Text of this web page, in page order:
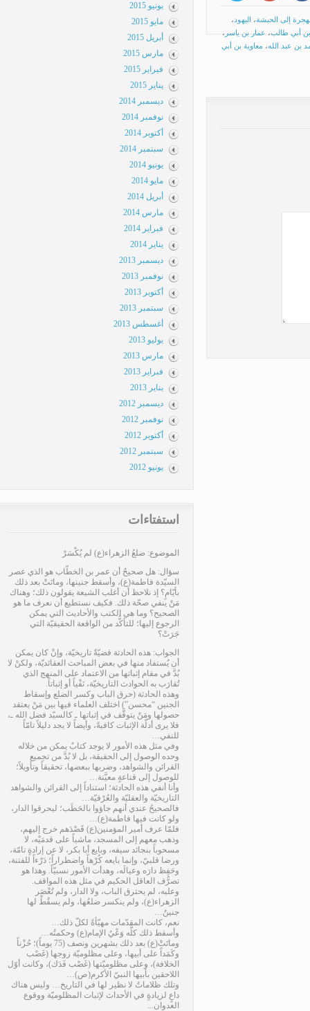
إلى الحبشة،اليهود،
طالب، عمار بن ياسر،
عبد الله،معاوية بن أبي
الشهادة والشهداء
يونيو 2015
مايو 2015
أبريل 2015
مارس 2015
فبراير 2015
يناير 2015
ديسمبر 2014
نوفمبر 2014
أكتوبر 2014
سبتمبر 2014
يونيو 2014
مايو 2014
أبريل 2014
مارس 2014
فبراير 2014
يناير 2014
ديسمبر 2013
نوفمبر 2013
أكتوبر 2013
سبتمبر 2013
أغسطس 2013
يوليو 2013
مارس 2013
فبراير 2013
يناير 2013
ديسمبر 2012
نوفمبر 2012
أكتوبر 2012
سبتمبر 2012
يونيو 2012
استفتاءات
الموضوع: ضلعُ الزهراء(ع) لم يُكْسَرْ
سؤال: هل صحيحٌ أن عمر بن الخطّاب هو الذي عصر
السيّدة فاطمة(ع)، وأسقط جنينها، وماتَتْ بعد ذلك
بأيّامٍ؟ إذ نلاحظ أن أغلب الشيعة يقولون ذلك؛ وهناك
مَنْ ينفي صحّة ذلك. فكيف نستطيع أن نعرف ما هو
الصحيح؟ وما هي الكتب والأحاديث التي يمكن
الرجوع إليها؛ للتأكُّد من الواقعة الحقيقيّة التي
جَرَتْ؟
الجواب: هذه الحادثة قضيّةٌ تاريخيّة، وإنْ كان يمكن
أن يُستفاد منها في بعض المباحث العقائديّة، ولكنْ لا
بُدَّ في مقام إثباتها من الاعتماد على المنهج الذي
تُقارَب به الحوادث التاريخيّة، نَفْياً أو إثباتاً.
وهذه الحادثة (حرق الباب وكسر الضلع وإسقاط
الجنين “محسن”) اختلف العلماء فيها بين مَنْ يعتقد
حصولها ومَنْ يتوقَّف في إثباتها ـ كالسيّد فضل الله ـ،
فلا يرى أدلّة الإثبات كافيةً، وأيضاً لا يجد دليلاً تامّاً
للنفي…
وفي مثل هذه الأمور لا يوجد كتابٌ يمكن من خلاله
وحده الوصول إلى الحقيقة، بل لا بُدَّ من تجميع
القرائن والشواهد، وضربها ببعضها، تحقيقاً وتأويلاً؛
للوصول إلى قناعةٍ معيَّنة…
وأنا أنفي هذه الحادثة؛ استناداً إلى القرائن والشواهد
التاريخيّة والعقليّة والعُرْفيّة…
فالصحيحُ عندي أنهم جاؤوا بالحَطَب؛ ليحرقوا الدار،
ولو كانت فيها فاطمة(ع)…
فلمّا عرف أمير المؤمنين(ع) قَصْدَهم خرج إليهم،
وذهب معهم إلى المسجد، ماشياً على قدمَيْه، لا
مسحوباً بنجائد سيفه، وبايع أبا بكر، لا عن إرادةٍ تامّة،
ورضا قلبيّ، وإنما بايعه كُرْهاً واضطراراً؛ دَرْءاً للفتنة،
وحَفِظ دارَه وعيالَه، وهدأت الأمور نسبيّاً. وهذا هو
تصرُّف العاقل الحكيم في مثل هذه المواقف.
وعليه، لم يحترق الباب، ولا الدار، ولم تُعْصَر
الزهراء(ع)، ولم ينكسر ضلعُها، ولم يسقُطْ لها
جنينٌ…
نعم، كانت المقدّمات مهيّأةً لكلّ ذلك…
وأسقط ذلك كلَّه وَعْيُ الإمام(ع) وحكمتُه…
وماتَتْ(ع) بعد ذلك بشهرين ونصف (75 يوماً)؛ حُزْناً
وكَمَداً على أبيها، وعلى مظلوميّة زوجها (غَصْب
الخلافة)، وعلى مظلوميّتها (غَصْب فَدَك)، وكانت أوّل
اللاحقين بأبيها النبيّ الأكرم(ص)…
وتلك ظلاماتٌ لا نظير لها في التاريخ… وليس هناك
داعٍ لزيادةٍ في الأحداث لإثبات المظلوميّة ووقوع
العدوان...